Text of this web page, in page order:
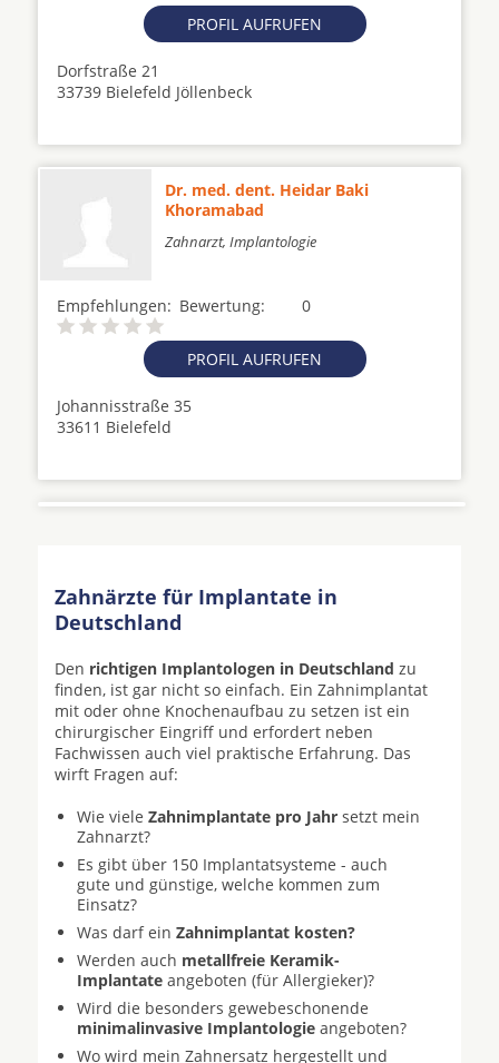
PROFIL AUFRUFEN
Dorfstraße 21
33739 Bielefeld Jöllenbeck
Dr. med. dent. Heidar Baki
Khoramabad
Zahnarzt, Implantologie
Empfehlungen: 0
Bewertung:
PROFIL AUFRUFEN
Johannisstraße 35
33611 Bielefeld
Zahnärzte für Implantate in
Deutschland
Den richtigen Implantologen in Deutschland zu
finden, ist gar nicht so einfach. Ein Zahnimplantat
mit oder ohne Knochenaufbau zu setzen ist ein
chirurgischer Eingriff und erfordert neben
Fachwissen auch viel praktische Erfahrung. Das
wirft Fragen auf:
Wie viele Zahnimplantate pro Jahr setzt mein
Zahnarzt?
Es gibt über 150 Implantatsysteme - auch
gute und günstige, welche kommen zum
Einsatz?
Was darf ein Zahnimplantat kosten?
Werden auch metallfreie Keramik-
Implantate angeboten (für Allergieker)?
Wird die besonders gewebeschonende
minimalinvasive Implantologie angeboten?
Wo wird mein Zahnersatz hergestellt und